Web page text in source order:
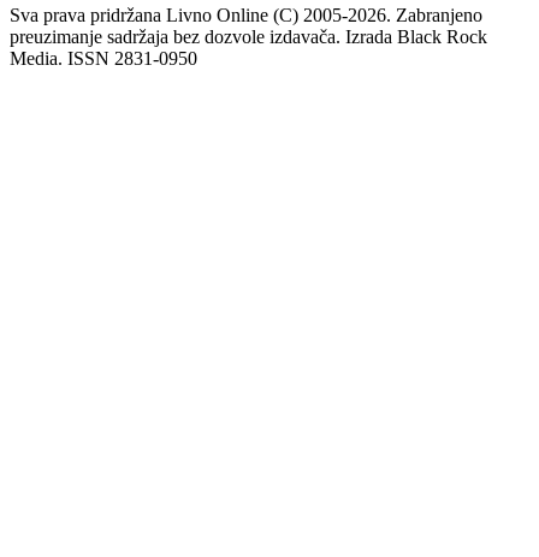
Sva prava pridržana Livno Online (C) 2005-2026. Zabranjeno
preuzimanje sadržaja bez dozvole izdavača. Izrada Black Rock
Media. ISSN 2831-0950